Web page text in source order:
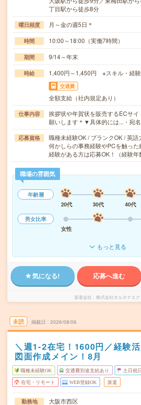
丁目駅から徒歩8分
曜日頻度 月～金の週5日＊
時間 10:00～18:00（実働7時間）
期間 9/14～年末
時給 1,400円～1,450円 ※スキル・経
交通費
全額支給（社内規定あり）
仕事内容
挨拶状や年賀状を販売するECサ
願いします＊▼具体的には...・宛
応募資格
職種未経験OK / ブランクOK / 英語
何かしらの事務経験やPCを触っ
経験がある方は応募OK！（経験
職場の雰囲気
年齢層
20代
30代 40代
男女比率
女性
もっと見る
気になる! 応募へ進む
派遣会社 株式会社オルタナエク
未読 掲載日 2026/08/06
＼週1-2在宅！1600円／経験
図面作成メイン！8月
職種未経験OK 交通費別途支給あり 土日祝
在宅・リモート WEB登録OK 派遣
勤務地 大阪市西区